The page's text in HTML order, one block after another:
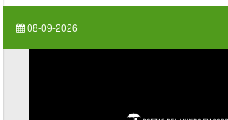
08-09-2026